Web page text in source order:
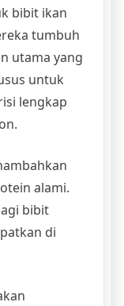
bibit ikan
tumbuh
utama yang
untuk
lengkap
alami.
bibit
di